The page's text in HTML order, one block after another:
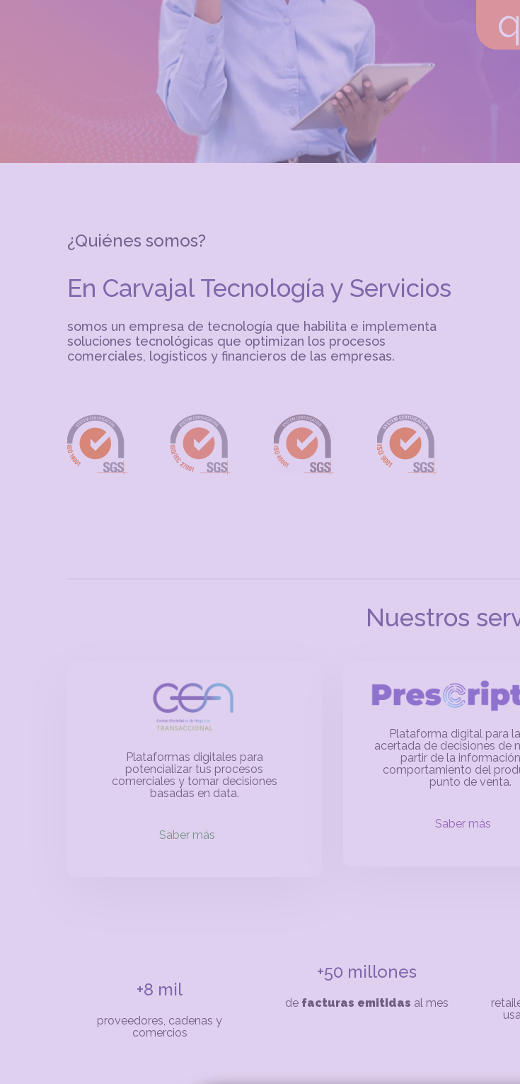
¿Quiénes somos?
En Carvajal Tecnología y Servicios
somos un empresa de tecnología que habilita e implementa
soluciones tecnológicas que optimizan los procesos
comerciales, logísticos y financieros de las empresas.
Nuestros
Plataformas digitales para
potencializar tus procesos
comerciales y tomar decisiones
basadas en data.
Saber más
Plataforma digital para
acertada de decisiones de
partir de la
comportamiento del
punto de venta.
Saber más
+8 mil
proveedores, cadenas y
comercios
+50 millones
de facturas emitidas al mes